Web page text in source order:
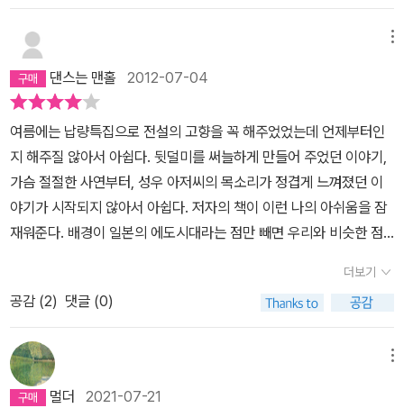
어떤 사연(곧 알게 되지만 약혼자의 죽음) 때문에 에도에서 좀 떨어진
고향 가와사키 역참 마루센을 떠나 에도 간다 거리의 주머니가게 미
시마야에 둥지를 틀게 되었다는 설정으로 소설을 시작한다. 추리물답
게 본론으로 바로 들어가지 않고, 적절한 사연의 배치를 통해 독자들
은 호기심을 가지고 오치카의 내면세계로의 여행에 나서게 된다. 아
무래도 상가(商家)가 중심이 되는 이야기이다 보니 어려서부터 기술
을 배우기 위해 도제 신분으로 고용살이에 나서는 십대 청소년들의
고된 '고용살이' 이야기가 많이 나오게 된다. 지금도 그렇지만, 17세
을 작가는 무서울 정도로 날카롭게 파고든다. 이헤에 숙부의 바둑 상
대로 미시마야를 찾은 도키치를 우연히 대접하게 된 오치카는 뜰에
핀 자신의 존재 같은 덧없고 쓸쓸해 보이는 만주사화를 보고 가슴을
부여잡고 쓰러지는 손님의 모습에 적잖이 당황한다. 그리고 도키치는
만주사화에 얽힌 평생 자신을 짓누르고 있던 회한 덩어리를 풀어낸
다. 무려 사십년 전으로 올라가는 이야기는 우연한 기회에 사람을 죽
책소개의 문구는 흥미롭지만, 정작 책의 내용은 꿈보다 해석. 이번의
괴담물은 신선하지도 않고, 마무리는 오글거리고, 그닥 남는게 없다.
나는 이렇게 책소개 문구에 낚이면, 좀 분해. 다시 말하지만, 의미를
두고, 지극한 애정을 가지고 본다면, 눈물을 쏟을지도 모르겠으나, 나
는 재밌는건, 재미있고, 재미없는건, 재미없는 평범한 독자일뿐. 그래
도 계속 읽다보면 앞으로 언젠가는 또, <외딴집> 같은 재미도 있고,
의미도 있는 작품이 언젠가는 나오겠지.
댄스는 맨홀 2012-07-04
여름에는 납량특집으로 전설의 고향을 꼭 해주었었는데 언제부터인
지 해주질 않아서 아쉽다. 뒷덜미를 써늘하게 만들어 주었던 이야기,
가슴 절절한 사연부터, 성우 아저씨의 목소리가 정겹게 느껴졌던 이
야기가 시작되지 않아서 아쉽다. 저자의 책이 이런 나의 아쉬움을 잠
재워준다. 배경이 일본의 에도시대라는 점만 빼면 우리와 비슷한 점
이기 때문에 익숙치 않았던 점들이 처음엔 많았다. 어느정도 미야베
월드를 읽어 가고 있어서 그런지 한끝자리로 다른 이름도 익숙하게
읽어 내려간다. 익숙해진다는게 무서울 정도로 처음엔 못 읽겠다 했
는데 지금은 잘만 읽는다. 전체의 맥락은 '오치카'라는 소녀가 흑백의
방에서 다른 사람의 이야기를 들어 준다는 내용이다. 오치카 역시 무
더보기
공감 (2) 댓글 (0)
멀더 2021-07-21